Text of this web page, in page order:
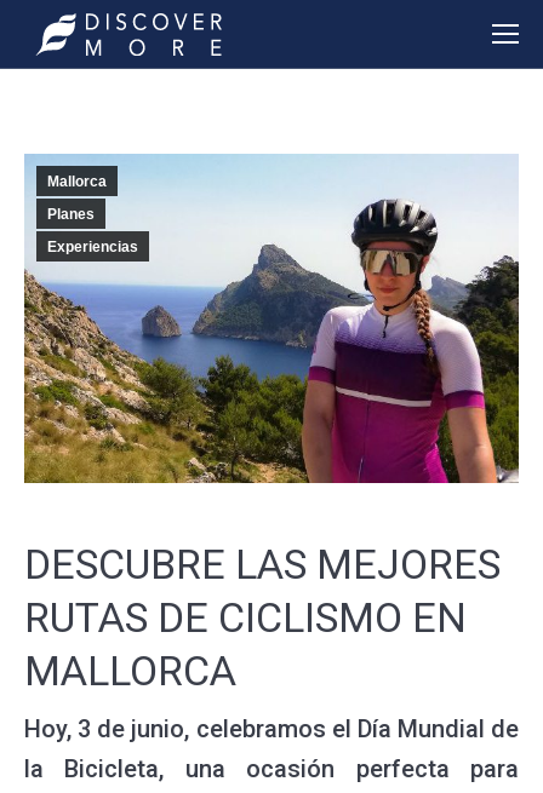
Mallorca
Planes
Experiencias
DESCUBRE LAS MEJORES
RUTAS DE CICLISMO EN
MALLORCA
Hoy, 3 de junio, celebramos el Día Mundial de
la Bicicleta, una ocasión perfecta para